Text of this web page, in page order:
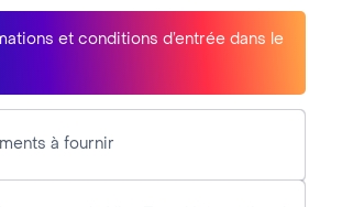
et conditions d’entrée dans le
à fournir